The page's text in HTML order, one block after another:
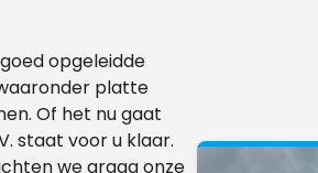
opgeleidde
platte
Of het nu gaat
staat voor u klaar.
we graag onze